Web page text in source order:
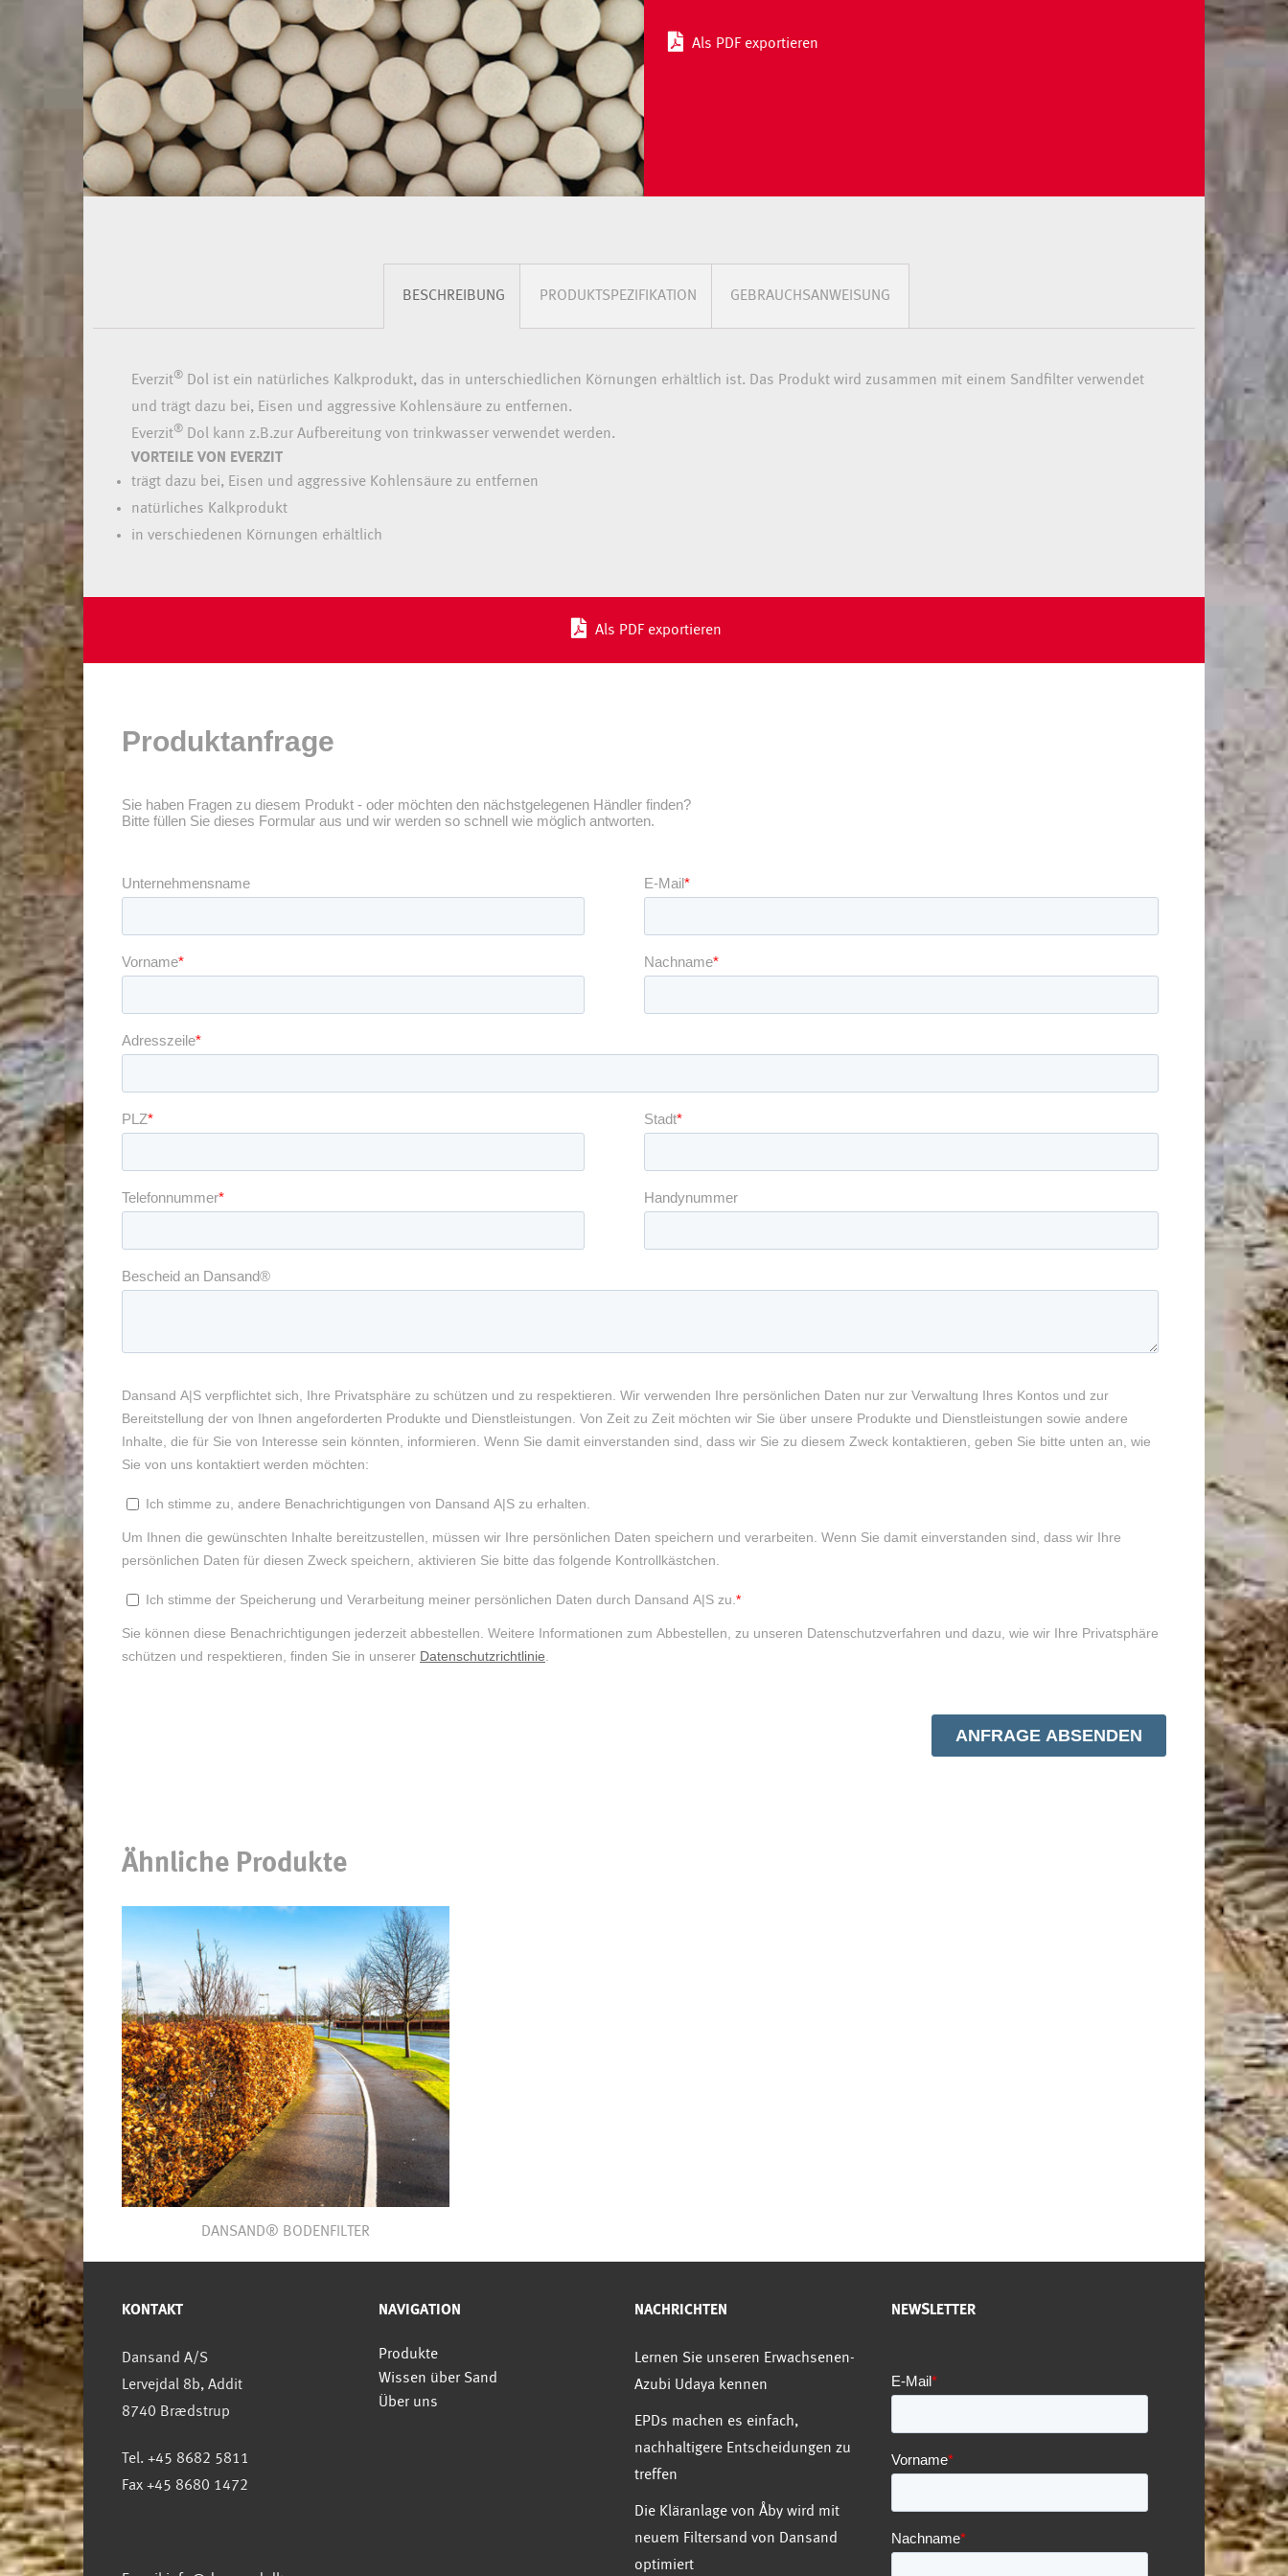
Als PDF exportieren
BESCHREIBUNG PRODUKTSPEZIFIKATION GEBRAUCHSANWEISUNG
Everzit®
Dol ist ein natürliches Kalkprodukt, das in unterschiedlichen Körnungen erhältlich ist. Das Produkt wird zusammen mit einem Sandfilter verwendet
und trägt dazu bei, Eisen und aggressive Kohlensäure zu entfernen.
Everzit®
Dol kann z.B.zur Aufbereitung von trinkwasser verwendet werden.
VORTEILE VON EVERZIT
trägt dazu bei, Eisen und aggressive Kohlensäure zu entfernen
natürliches Kalkprodukt
in verschiedenen Körnungen erhältlich
Als PDF exportieren
Ähnliche Produkte
DANSAND® BODENFILTER
KONTAKT
Dansand A/S
Lervejdal 8b, Addit
8740 Brædstrup
Tel. +45 8682 5811
Fax +45 8680 1472
NAVIGATION
Produkte
Wissen über Sand
Über uns
NACHRICHTEN
Lernen Sie unseren Erwachsenen-
Azubi Udaya kennen
EPDs machen es einfach,
nachhaltigere Entscheidungen zu
treffen
Die Kläranlage von Åby wird mit
neuem Filtersand von Dansand
optimiert
NEWSLETTER